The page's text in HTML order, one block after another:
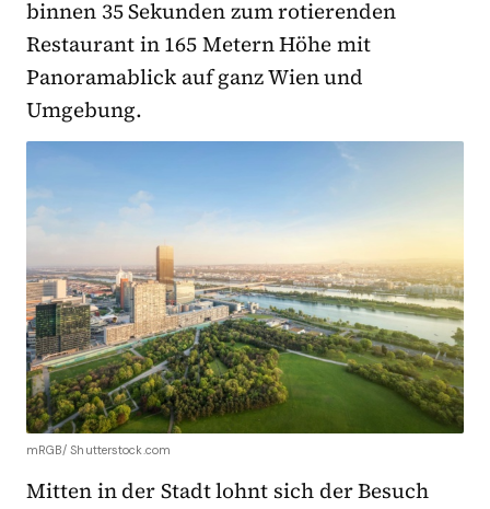
binnen 35 Sekunden zum rotierenden
Restaurant in 165 Metern Höhe mit
Panoramablick auf ganz Wien und
Umgebung.
mRGB/ Shutterstock.com
Mitten in der Stadt lohnt sich der Besuch